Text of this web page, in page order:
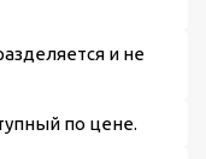
и не
по цене.